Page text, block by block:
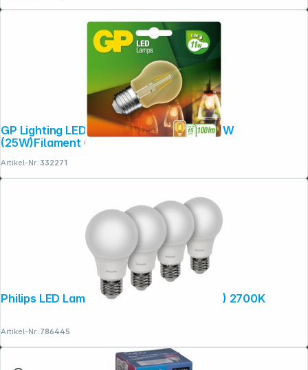
GP Lighting LED Mini Globus Gold E27 1,2W
(25W)Filament GP 080596
Artikel-Nr.:332271
Philips LED Lampe E27 4er Set 10W (75W) 2700K
Artikel-Nr.:786445